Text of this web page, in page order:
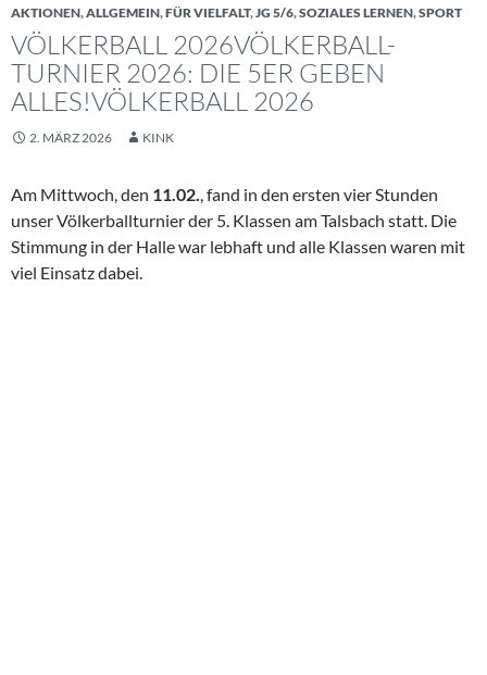
AKTIONEN,ALLGEMEIN,FÜR VIELFALT,JG 5/6,SOZIALES LERNEN,SPORT
VÖLKERBALL 2026VÖLKERBALL-
TURNIER 2026: DIE 5ER GEBEN
ALLES!VÖLKERBALL 2026
2. MÄRZ 2026 KINK
Am Mittwoch, den 11.02., fand in den ersten vier Stunden
unser Völkerballturnier der 5. Klassen am Talsbach statt. Die
Stimmung in der Halle war lebhaft und alle Klassen waren mit
viel Einsatz dabei.